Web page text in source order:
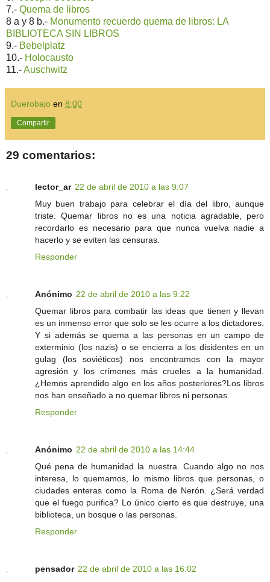
7.- Quema de libros
8 a y 8 b.- Monumento recuerdo quema de libros: LA
BIBLIOTECA SIN LIBROS
9.- Bebelplatz
10.- Holocausto
11.-Auschwitz
Duerobajo en 8:00
Compartir
29 comentarios:
lector_ar 22 de abril de 2010 a las 9:07
Muy buen trabajo para celebrar el día del libro, aunque
triste. Quemar libros no es una noticia agradable, pero
recordarlo es necesario para que nunca vuelva nadie a
hacerlo y se eviten las censuras.
Responder
Anónimo 22 de abril de 2010 a las 9:22
Quemar libros para combatir las ideas que tienen y llevan
es un inmenso error que solo se les ocurre a los dictadores.
Y si además se quema a las personas en un campo de
exterminio (los nazis) o se encierra a los disidentes en un
gulag (los soviéticos) nos encontramos con la mayor
agresión y los crímenes más crueles a la humanidad.
¿Hemos aprendido algo en los años posteriores?Los libros
nos han enseñado a no quemar libros ni personas.
Responder
Anónimo 22 de abril de 2010 a las 14:44
Qué pena de humanidad la nuestra. Cuando algo no nos
interesa, lo quemamos, lo mismo libros que personas, o
ciudades enteras como la Roma de Nerón. ¿Será verdad
que el fuego purifica? Lo único cierto es que destruye, una
biblioteca, un bosque o las personas.
Responder
pensador 22 de abril de 2010 a las 16:02